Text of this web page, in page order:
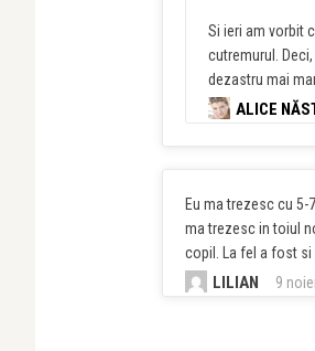
Si ieri am vorbit
cutremurul.
dezastru mai
ALICE
Eu ma trezesc cu
ma trezesc in toiul
copil. La fel a fost si
LILIAN 9